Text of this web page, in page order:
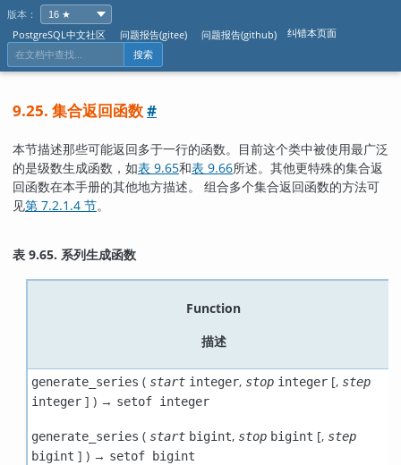
版本：
PostgreSQL中文社区
问题报告(gitee) 问题报告(github) 纠错本页面
搜索
9.25. 集合返回函数#
本节描述那些可能返回多于一行的函数。目前这个类中被使用最广泛
的是级数生成函数，如表 9.65和表 9.66所述。其他更特殊的集合返
回函数在本手册的其他地方描述。 组合多个集合返回函数的方法可
见第 7.2.1.4 节。
表 9.65. 系列生成函数
Function
描述
generate_series ( start integer, stop integer[, step
integer ] ) → setof integer
generate_series ( start bigint, stop bigint [, step
bigint ] ) → setof bigint